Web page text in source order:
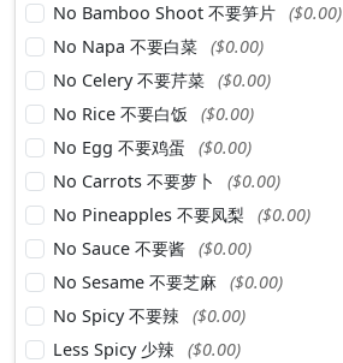
No Bamboo Shoot 不要笋片 ($0.00)
No Napa 不要白菜 ($0.00)
No Celery 不要芹菜 ($0.00)
No Rice 不要白饭
($0.00)
No Egg 不要鸡蛋
($0.00)
No Carrots 不要萝卜
($0.00)
No Pineapples 不要凤梨
($0.00)
No Sauce 不要酱 ($0.00)
No Sesame 不要芝麻
($0.00)
No Spicy 不要辣
($0.00)
Less Spicy 少辣
($0.00)